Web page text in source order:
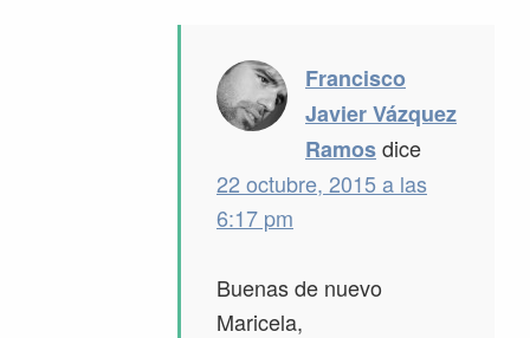
Francisco
Javier Vázquez
Ramosdice
22 octubre, 2015 a las
6:17 pm
Buenas de nuevo
Maricela,